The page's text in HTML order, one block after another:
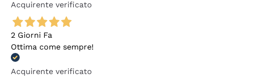
Acquirente verificato
2 Giorni Fa
Ottima come sempre!
Acquirente verificato